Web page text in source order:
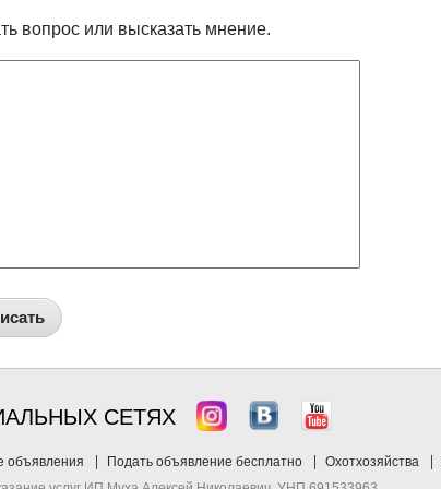
вопрос или высказать мнение.
СЕТЯХ
объявления Подать объявление бесплатно Охотхозяйства